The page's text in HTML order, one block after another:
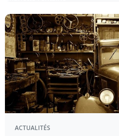
ACTUALITÉS